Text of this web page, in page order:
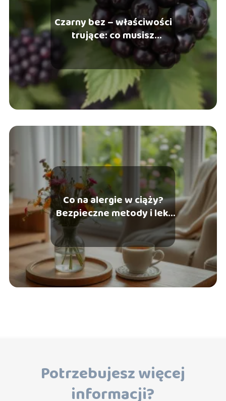
Czarny bez – właściwości
trujące: co musisz
wiedzieć przed użyciem
Co na alergie w ciąży?
Bezpieczne metody i leki
dla przyszłych mam
Potrzebujesz więcej
informacji?